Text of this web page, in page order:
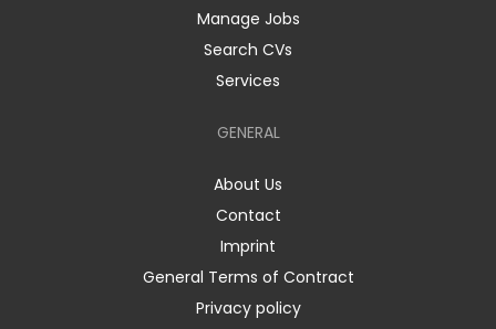
Manage Jobs
Search CVs
Services
GENERAL
About Us
Contact
Imprint
General Terms of Contract
Privacy policy